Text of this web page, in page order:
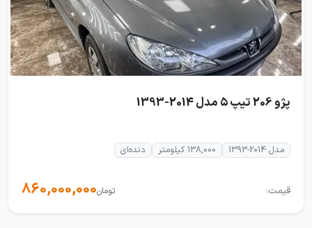
پژو 206 تیپ ۵ مدل 2014-1393
مدل 2014-1393 138,000 کیلومتر دنده‌ای
قیمت: 860,000,000تومان